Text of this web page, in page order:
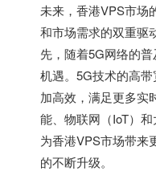
未来，香港VPS市场
和市场需求的双重驱
先，随着5G网络的普
机遇。5G技术的高
加高效，满足更多实
能、物联网（IoT）
为香港VPS市场带来
的不断升级。